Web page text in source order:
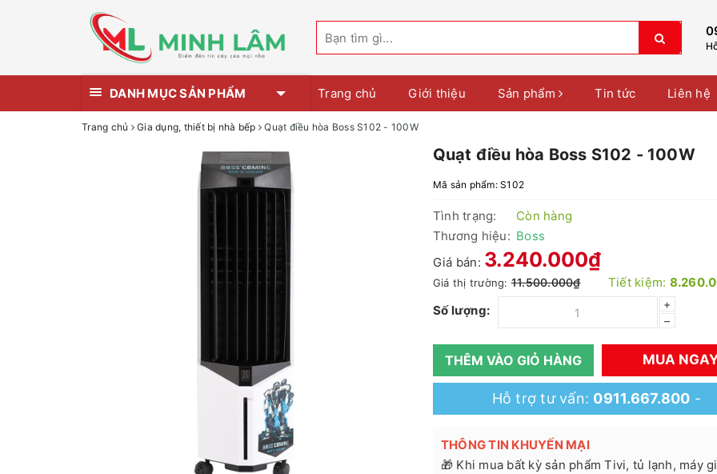
DANH MỤC SẢN PHẨM Trang chủ Giới thiệu Sản phẩm Tin tức Liên hệ
Trang chủ Gia dụng, thiết bị nhà bếp Quạt điều hòa Boss S102 - 100W
Quạt điều hòa Boss S102 - 100W
Mã sản phẩm: S102
Tình trạng:
Còn hàng
Thương hiệu: Boss
Giá bán: 3.240.000₫
Giá thị trường:11.500.000₫ Tiết kiệm:
Số lượng:
+
–
THÊM VÀO GIỎ HÀNG MUA
Hỗ trợ tư vấn: 0911.667.800 -
THÔNG TIN KHUYẾN MẠI
🎁 Khi mua bất kỳ sản phẩm Tivi, tủ lạnh, máy